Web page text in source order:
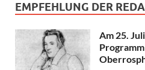
EMPFEHLUNG DER
Am 25.